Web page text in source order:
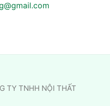
TY TNHH NỘI THẤT